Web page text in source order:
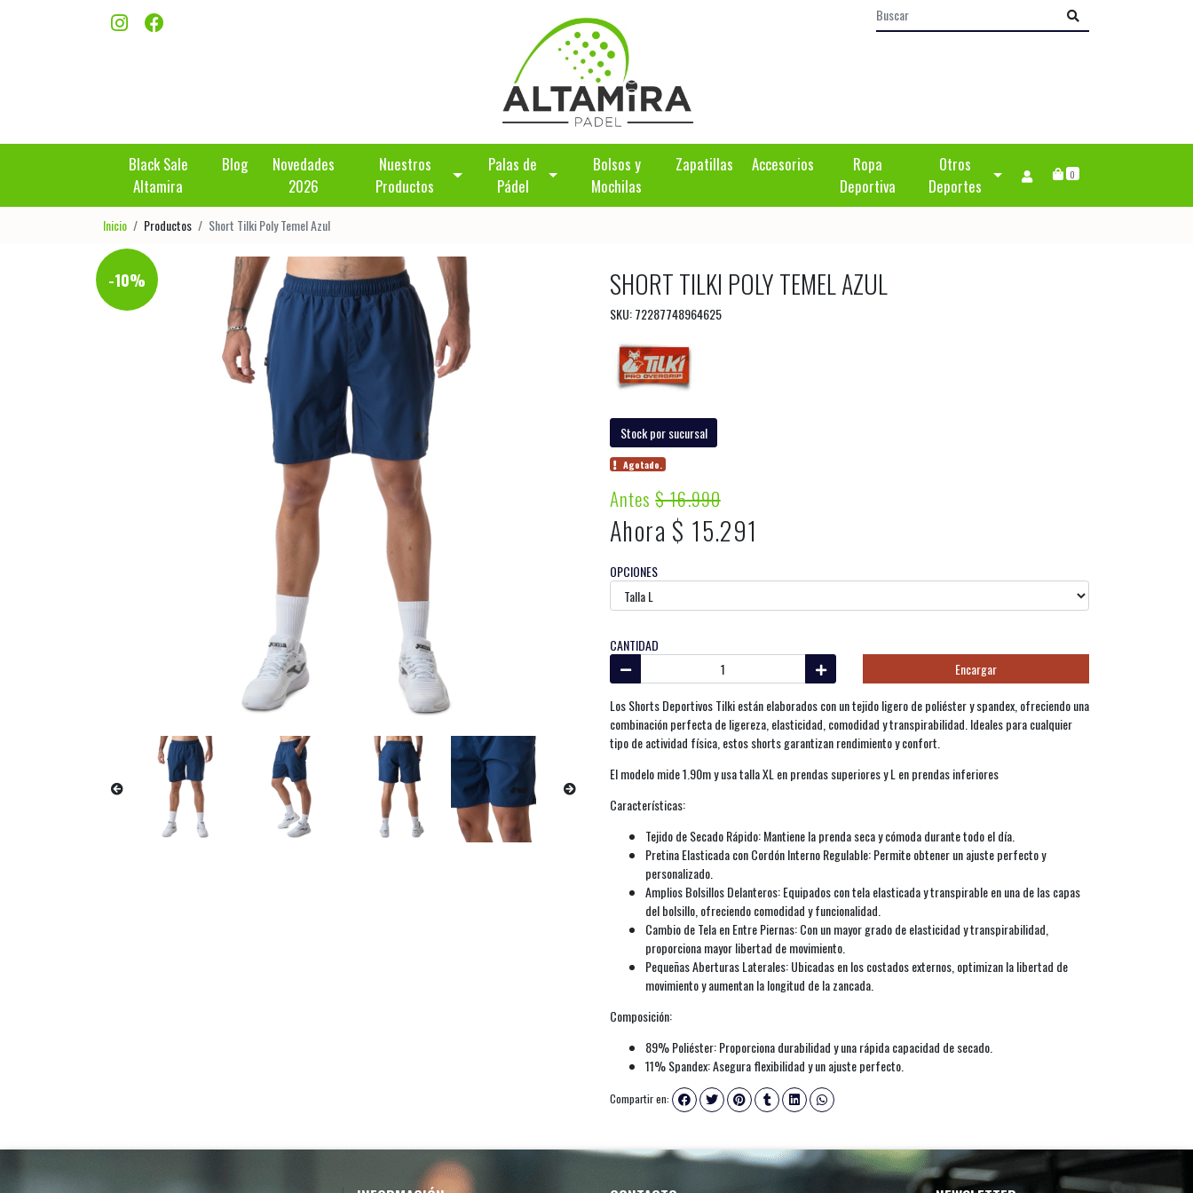
Black Sale
Altamira
Blog
Novedades
2026
Nuestros
Productos
Palas de
Pádel
Bolsos y
Mochilas
Zapatillas Accesorios
Ropa
Deportiva
Otros
Deportes
0
Inicio Productos Short Tilki Poly Temel Azul
-10% SHORT TILKI POLY TEMEL AZUL
SKU: 72287748964625
Stock por sucursal
Agotado.
Antes$ 16.990
Ahora $ 15.291
OPCIONES
CANTIDAD
Encargar
Los Shorts Deportivos Tilki están elaborados con un tejido ligero de poliéster y spandex, ofreciendo una
combinación perfecta de ligereza, elasticidad, comodidad y transpirabilidad. Ideales para cualquier
tipo de actividad física, estos shorts garantizan rendimiento y confort.
El modelo mide 1.90m y usa talla XL en prendas superiores y L en prendas inferiores
Características:
Tejido de Secado Rápido: Mantiene la prenda seca y cómoda durante todo el día.
Pretina Elasticada con Cordón Interno Regulable: Permite obtener un ajuste perfecto y
personalizado.
Amplios Bolsillos Delanteros: Equipados con tela elasticada y transpirable en una de las capas
del bolsillo, ofreciendo comodidad y funcionalidad.
Cambio de Tela en Entre Piernas: Con un mayor grado de elasticidad y transpirabilidad,
proporciona mayor libertad de movimiento.
Pequeñas Aberturas Laterales: Ubicadas en los costados externos, optimizan la libertad de
movimiento y aumentan la longitud de la zancada.
Composición:
89% Poliéster: Proporciona durabilidad y una rápida capacidad de secado.
11% Spandex: Asegura flexibilidad y un ajuste perfecto.
Compartir en: